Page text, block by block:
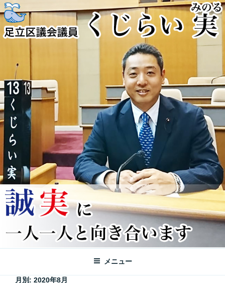
コ
ン
テ
ス
キ
ッ
プ
くじらい実
足立区を全力疾走！！
メニュー
月別: 2020年8月